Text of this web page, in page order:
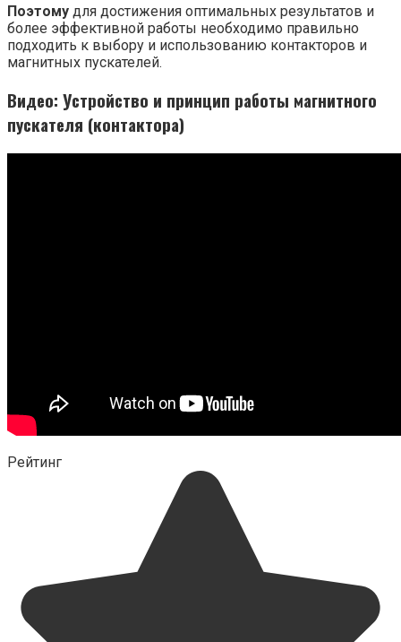
Поэтому для достижения оптимальных результатов и
более эффективной работы необходимо правильно
подходить к выбору и использованию контакторов и
магнитных пускателей.
Видео: Устройство и принцип работы магнитного
пускателя (контактора)
Рейтинг